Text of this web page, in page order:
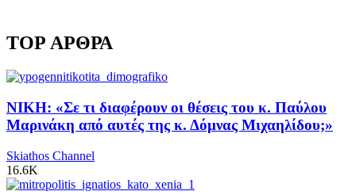
TOP ΑΡΘΡΑ
ΝΙΚΗ: «Σε τι διαφέρουν οι θέσεις του κ. Παύλου
Μαρινάκη από αυτές της κ. Δόμνας Μιχαηλίδου;»
Skiathos Channel
16.6K